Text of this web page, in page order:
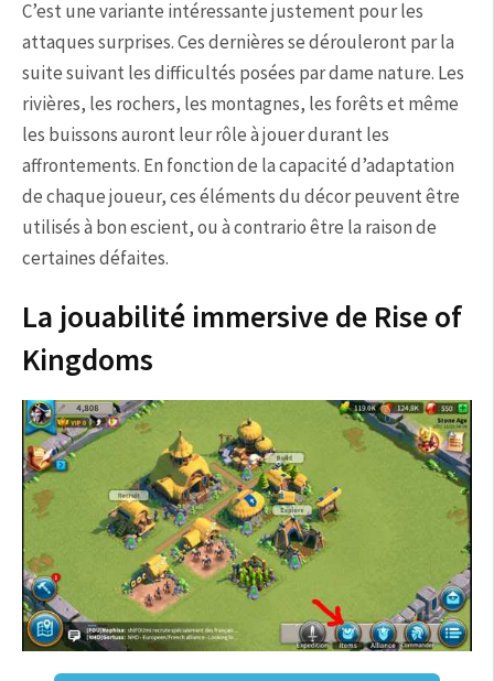
C’est une variante intéressante justement pour les
attaques surprises. Ces dernières se dérouleront par la
suite suivant les difficultés posées par dame nature. Les
rivières, les rochers, les montagnes, les forêts et même
les buissons auront leur rôle à jouer durant les
affrontements. En fonction de la capacité d’adaptation
de chaque joueur, ces éléments du décor peuvent être
utilisés à bon escient, ou à contrario être la raison de
certaines défaites.
La jouabilité immersive de Rise of
Kingdoms